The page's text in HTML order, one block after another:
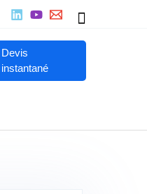
Devis
instantané